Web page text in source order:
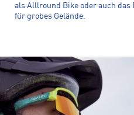
als Alllround Bike oder auch
für grobes Gelände.